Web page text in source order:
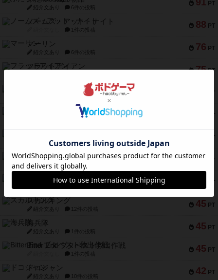
PT
紹介文あり 6件の投稿
88 PT
ノームズ・アット・ナイト
1件の投稿
76 PT
マーリン
紹介文あり 6件の投稿
75 PT
フラットアイアン
PT
トランスオリエント・エクスプレス
1件の投稿
PT
アンブッシュ！：ムーブアウト！
1件の投稿
PT
紹介文なし 2件の投稿
46 PT
ガルフストライク
紹介文あり 1件の投稿
PT
エコーズ・オブ・タイム
45 PT
スカルキング
紹介文あり 12件の投稿
45 PT
海兵隊
紹介文あり 1件の投稿
45 PT
Bitter End ブタペスト救出作戦
1件の投稿
42 PT
ドコジャン
紹介文あり 10件の投稿